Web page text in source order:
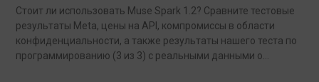
Стоит ли использовать Muse Spark 1.2? Сравните тестовые
результаты Meta, цены на API, компромиссы в области
конфиденциальности, а также результаты нашего теста по
программированию (3 из 3) с реальными данными о